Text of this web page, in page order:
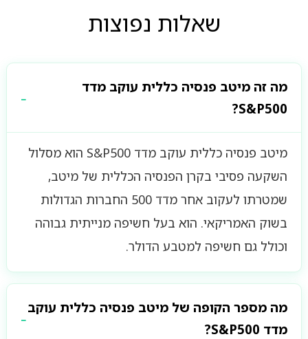
שאלות נפוצות
מה זה מיטב פנסיה כללית עוקב מדד
S&P500?
מיטב פנסיה כללית עוקב מדד S&P500 הוא מסלול
השקעה פסיבי בקרן הפנסיה הכללית של מיטב,
שמטרתו לעקוב אחר מדד 500 החברות הגדולות
בשוק האמריקאי. הוא בעל חשיפה מנייתית גבוהה
וכולל גם חשיפה למטבע הדולר.
מה מספר הקופה של מיטב פנסיה כללית עוקב
מדד S&P500?